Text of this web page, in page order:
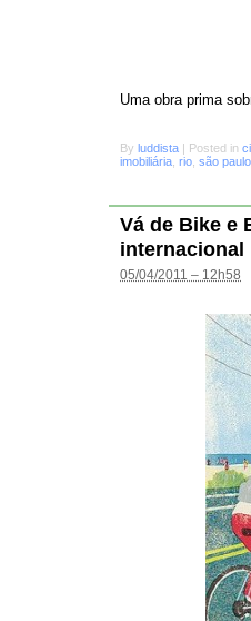
Uma obra prima
By luddista | Posted in
imobiliária rio são paulo
Vá de Bike e
internacional
05/04/2011 – 12h58